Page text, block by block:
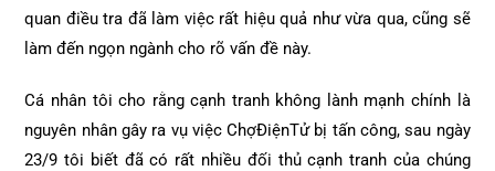
quan điều tra đã làm việc rất hiệu quả như vừa qua, cũng sẽ
làm đến ngọn ngành cho rõ vấn đề này.
Cá nhân tôi cho rằng cạnh tranh không lành mạnh chính là
nguyên nhân gây ra vụ việc ChợĐiệnTử bị tấn công, sau ngày
23/9 tôi biết đã có rất nhiều đối thủ cạnh tranh của chúng